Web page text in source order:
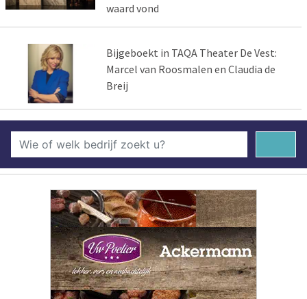
waard vond
Bijgeboekt in TAQA Theater De Vest:
Marcel van Roosmalen en Claudia de
Breij